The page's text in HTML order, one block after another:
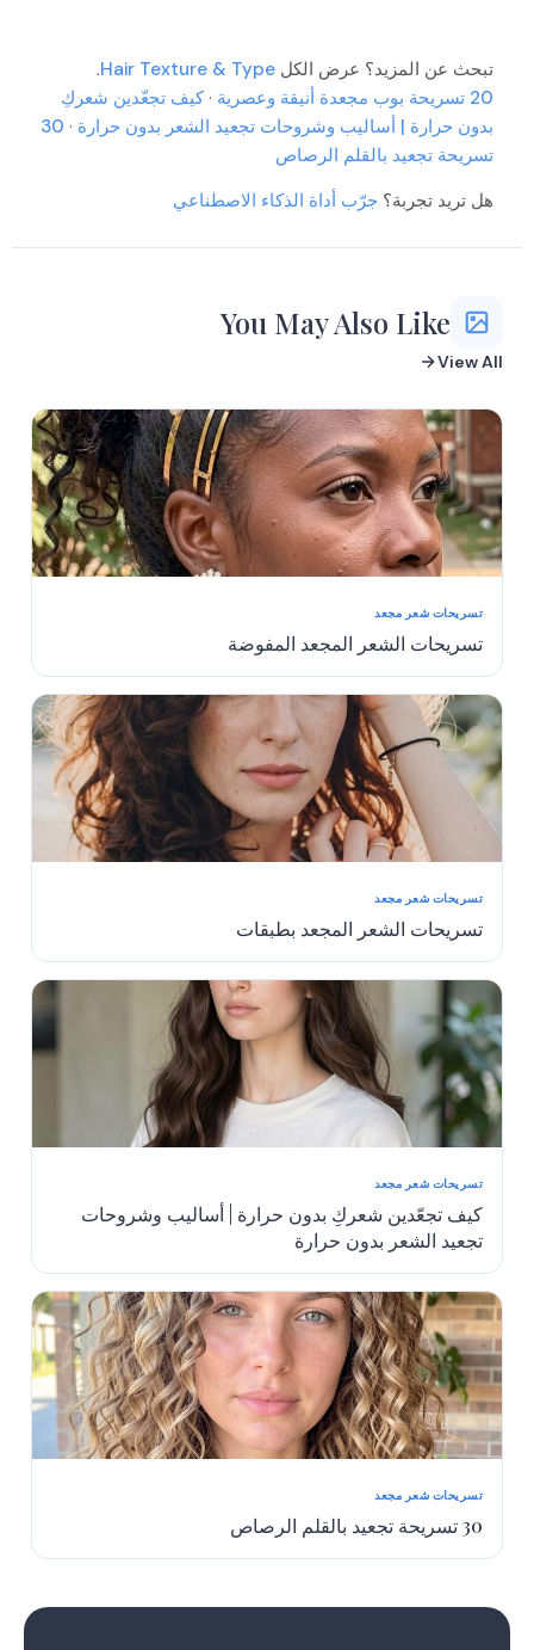
More
More
More
More
More
More
More
More
More
More
More
تبحث عن المزيد؟ عرض الكل Hair Texture & Type
.
20 تسريحة بوب مجعدة أنيقة وعصرية
·كيف تجعّدين شعركِ
بدون حرارة | أساليب وشروحات تجعيد الشعر بدون حرارة ·
30
تسريحة تجعيد بالقلم الرصاص
هل تريد تجربة؟ جرّب أداة الذكاء الاصطناعي
You May Also Like
View All
تسريحات شعر مجعد
تسريحات الشعر المجعد المفوضة
تسريحات شعر مجعد
تسريحات الشعر المجعد بطبقات
تسريحات شعر مجعد
كيف تجعّدين شعركِ بدون حرارة | أساليب وشروحات
تجعيد الشعر بدون حرارة
تسريحات شعر مجعد
30 تسريحة تجعيد بالقلم الرصاص